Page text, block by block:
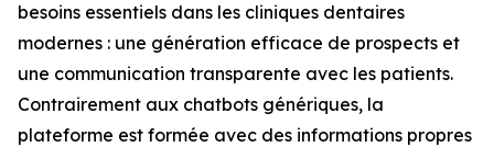
besoins essentiels dans les cliniques dentaires
modernes : une génération efficace de prospects et
une communication transparente avec les patients.
Contrairement aux chatbots génériques, la
plateforme est formée avec des informations propres